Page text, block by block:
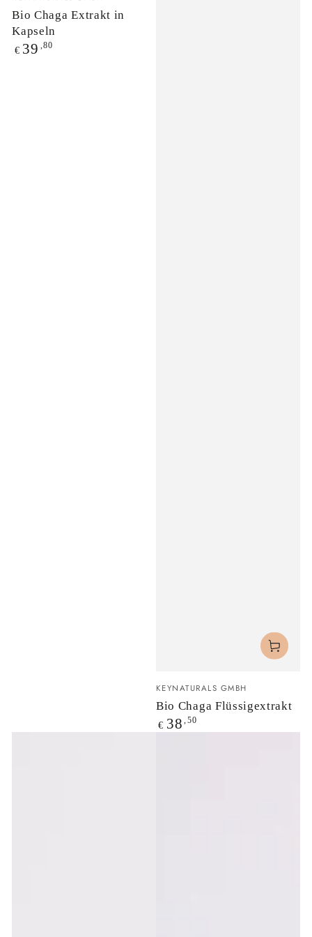
Bio Chaga Extrakt in
Kapseln
Regulärer
€ 39 ,80
Verkäufer/in:
KEYNATURALS GMBH
Bio Chaga Flüssigextrakt
Regulärer
Preis
€ 38 ,50